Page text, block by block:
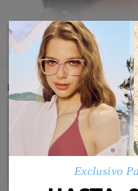
MOSTRAR
Detail
Exclusivo